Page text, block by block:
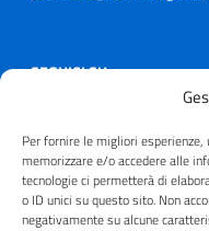
Per fornire le migliori
memorizzare e/o accedere alle
tecnologie ci permetterà di
o ID unici su questo sito. Non
negativamente su alcune
SEGUICI SU
Copyright © 2021 -